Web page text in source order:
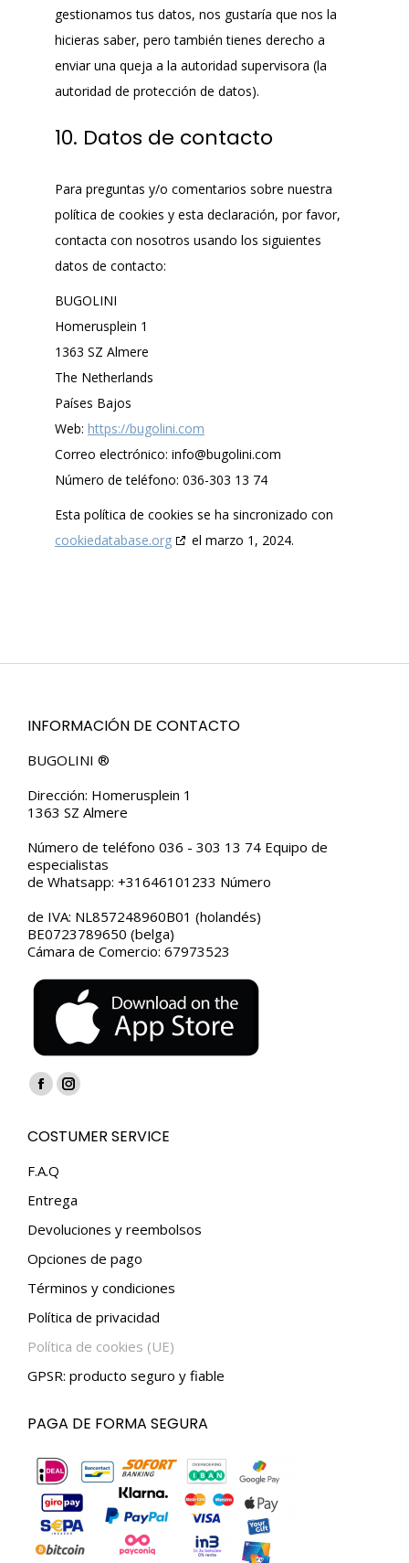
gestionamos tus datos, nos gustaría que nos la
hicieras saber, pero también tienes derecho a
enviar una queja a la autoridad supervisora (la
autoridad de protección de datos).
10. Datos de contacto
Para preguntas y/o comentarios sobre nuestra
política de cookies y esta declaración, por favor,
contacta con nosotros usando los siguientes
datos de contacto:
BUGOLINI
Homerusplein 1
1363 SZ Almere
The Netherlands
Países Bajos
Web: https://bugolini.com
Correo electrónico: info@bugolini.com
Número de teléfono: 036-303 13 74
Esta política de cookies se ha sincronizado con
cookiedatabase.org
el marzo 1, 2024.
INFORMACIÓN DE CONTACTO
BUGOLINI ®
Dirección: Homerusplein 1
1363 SZ Almere
Número de teléfono 036 - 303 13 74 Equipo de
especialistas
de Whatsapp: +31646101233 Número
de IVA: NL857248960B01 (holandés)
BE0723789650 (belga)
Cámara de Comercio: 67973523
Encuéntranos en:
Facebook
opens
in
window
Instagram
opens
window
COSTUMER SERVICE
F.A.Q
Entrega
Devoluciones y reembolsos
Opciones de pago
Términos y condiciones
Política de privacidad
Política de cookies (UE)
GPSR: producto seguro y fiable
PAGA DE FORMA SEGURA